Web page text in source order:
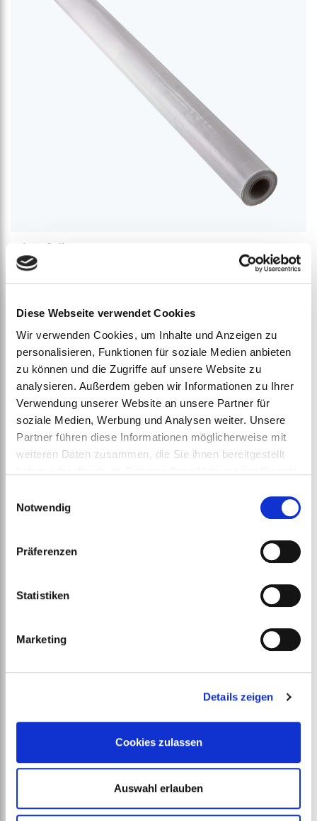
Diese Webseite verwendet Cookies
Wir verwenden Cookies, um Inhalte und Anzeigen zu
personalisieren, Funktionen für soziale Medien anbieten
zu können und die Zugriffe auf unsere Website zu
analysieren. Außerdem geben wir Informationen zu Ihrer
Verwendung unserer Website an unsere Partner für
soziale Medien, Werbung und Analysen weiter. Unsere
Partner führen diese Informationen möglicherweise mit
weiteren Daten zusammen, die Sie ihnen bereitgestellt
Notwendig
Präferenzen
Statistiken
Marketing
Details zeigen
Cookies zulassen
Auswahl erlauben
Schutzfolie
ab€117,81
ab€233,00